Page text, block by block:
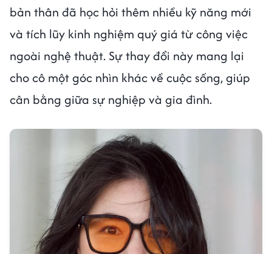
bản thân đã học hỏi thêm nhiều kỹ năng mới
và tích lũy kinh nghiệm quý giá từ công việc
ngoài nghệ thuật. Sự thay đổi này mang lại
cho cô một góc nhìn khác về cuộc sống, giúp
cân bằng giữa sự nghiệp và gia đình.